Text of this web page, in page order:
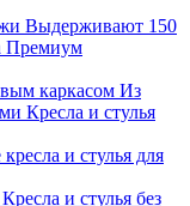
Выдерживают 150
Премиум
каркасом Из
Кресла и стулья
и стулья для
Кресла и стулья без